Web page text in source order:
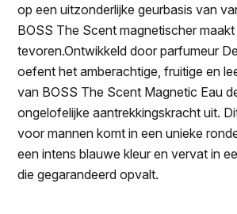
op een uitzonderlijke geurbasis van
BOSS The Scent magnetischer
tevoren.Ontwikkeld door parfumeur
oefent het amberachtige, fruitige en
van BOSS The Scent Magnetic Eau
ongelofelijke aantrekkingskracht uit.
voor mannen komt in een unieke
een intens blauwe kleur en vervat in
die gegarandeerd opvalt.